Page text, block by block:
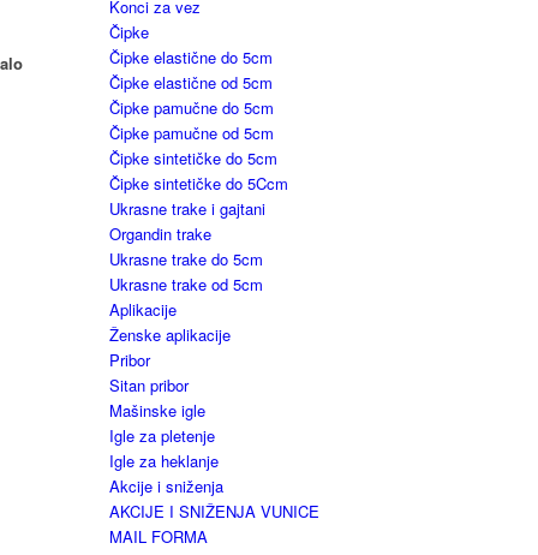
Konci za vez
Čipke
Čipke elastične do 5cm
Čipke elastične od 5cm
Čipke pamučne do 5cm
Čipke pamučne od 5cm
Čipke sintetičke do 5cm
Čipke sintetičke do 5Ccm
Ukrasne trake i gajtani
Organdin trake
Ukrasne trake do 5cm
Ukrasne trake od 5cm
Aplikacije
Ženske aplikacije
Pribor
Sitan pribor
Mašinske igle
Igle za pletenje
Igle za heklanje
Akcije i sniženja
AKCIJE I SNIŽENJA VUNICE
MAIL FORMA